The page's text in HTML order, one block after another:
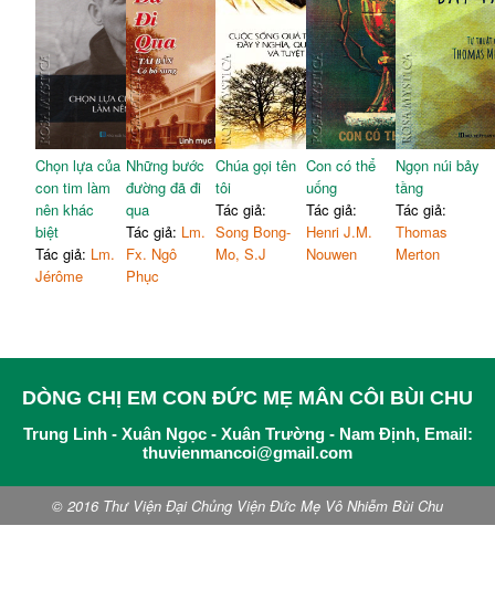
Chọn lựa của
con tim làm
nên khác
biệt
Tác giả: Lm.
Jérôme
Những bước
đường đã đi
qua
Tác giả: Lm.
Fx. Ngô
Phục
Chúa gọi tên
tôi
Tác giả:
Song Bong-
Mo, S.J
Con có thể
uống
Tác giả:
Henri J.M.
Nouwen
Ngọn núi bảy
tầng
Tác giả:
Thomas
Merton
DÒNG CHỊ EM CON ĐỨC MẸ MÂN CÔI BÙI CHU
Trung Linh - Xuân Ngọc - Xuân Trường - Nam Định, Email:
thuvienmancoi@gmail.com
© 2016 Thư Viện Đại Chủng Viện Đức Mẹ Vô Nhiễm Bùi Chu